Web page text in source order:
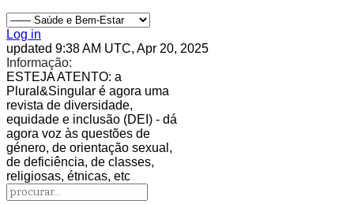
Log in
updated 9:38 AM UTC, Apr 20, 2025
Informação:
ESTEJA ATENTO: a
Plural&Singular é agora uma
revista de diversidade,
equidade e inclusão (DEI) - dá
agora voz às questões de
género, de orientação sexual,
de deficiência, de classes,
religiosas, étnicas, etc